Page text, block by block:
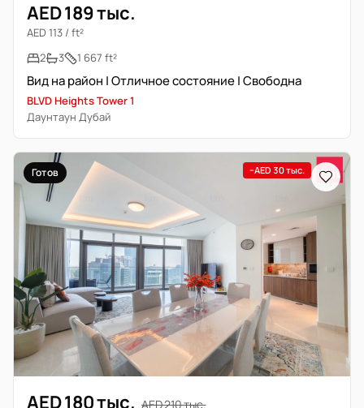
AED 189 тыс.
AED 113 / ft²
2
3 1 667 ft²
Вид на район | Отличное состояние | Свободна
BLVD Heights Tower 1
Даунтаун Дубай
Готов −AED 30 тыс.
AED 180 тыс. AED 210 тыс.